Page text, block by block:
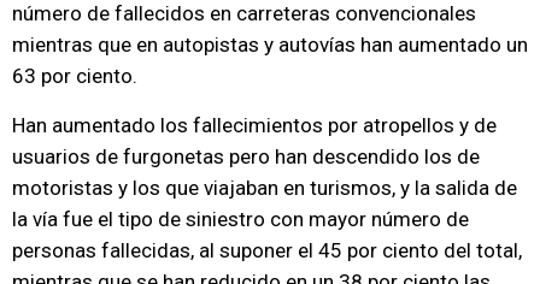
número de fallecidos en carreteras convencionales
mientras que en autopistas y autovías han aumentado un
63 por ciento.
Han aumentado los fallecimientos por atropellos y de
usuarios de furgonetas pero han descendido los de
motoristas y los que viajaban en turismos, y la salida de
la vía fue el tipo de siniestro con mayor número de
personas fallecidas, al suponer el 45 por ciento del total,